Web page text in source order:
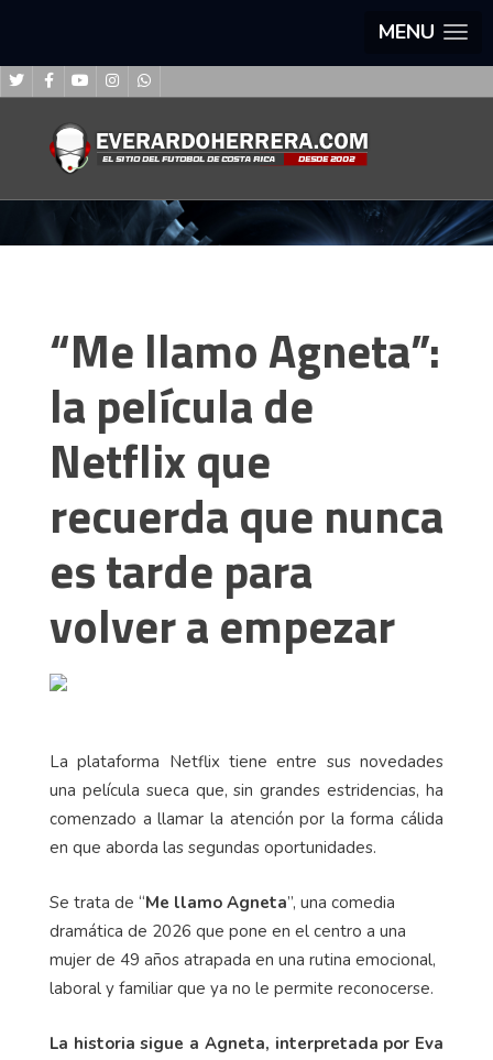
MENU
“Me llamo Agneta”:
la película de
Netflix que
recuerda que nunca
es tarde para
volver a empezar
La plataforma Netflix tiene entre sus novedades
una película sueca que, sin grandes estridencias, ha
comenzado a llamar la atención por la forma cálida
en que aborda las segundas oportunidades.
Se trata de “Me llamo Agneta”, una comedia
dramática de 2026 que pone en el centro a una
mujer de 49 años atrapada en una rutina emocional,
laboral y familiar que ya no le permite reconocerse.
La historia sigue a Agneta, interpretada por Eva